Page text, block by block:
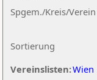
Sortierung
Spgem./Kreis/Verein
Vereinslisten:Wien